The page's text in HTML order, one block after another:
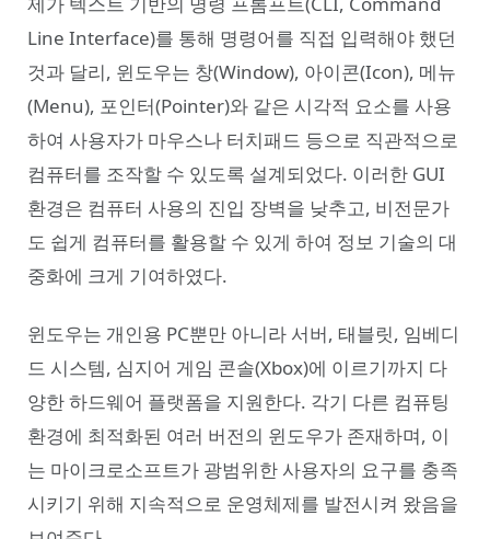
Line Interface)를 통해 명령어를 직접 입력해야 했던
것과 달리, 윈도우는 창(Window), 아이콘(Icon), 메뉴
(Menu), 포인터(Pointer)와 같은 시각적 요소를 사용
하여 사용자가 마우스나 터치패드 등으로 직관적으로
컴퓨터를 조작할 수 있도록 설계되었다. 이러한 GUI
환경은 컴퓨터 사용의 진입 장벽을 낮추고, 비전문가
도 쉽게 컴퓨터를 활용할 수 있게 하여 정보 기술의 대
중화에 크게 기여하였다.
윈도우는 개인용 PC뿐만 아니라 서버, 태블릿, 임베디
드 시스템, 심지어 게임 콘솔(Xbox)에 이르기까지 다
양한 하드웨어 플랫폼을 지원한다. 각기 다른 컴퓨팅
환경에 최적화된 여러 버전의 윈도우가 존재하며, 이
는 마이크로소프트가 광범위한 사용자의 요구를 충족
시키기 위해 지속적으로 운영체제를 발전시켜 왔음을